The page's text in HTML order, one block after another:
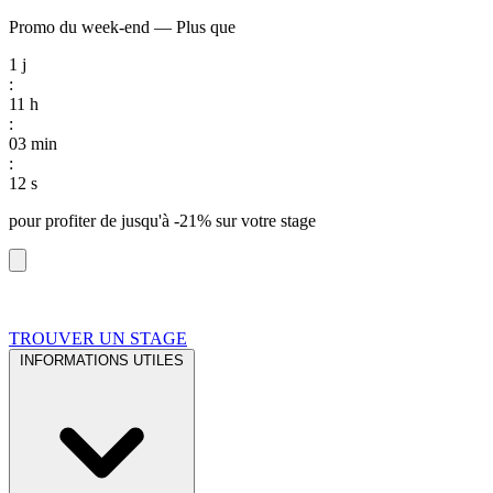
Promo du week-end — Plus que
1 j
:
11 h
:
03 min
:
11 s
pour profiter de jusqu'à -21% sur votre stage
TROUVER UN STAGE
INFORMATIONS UTILES